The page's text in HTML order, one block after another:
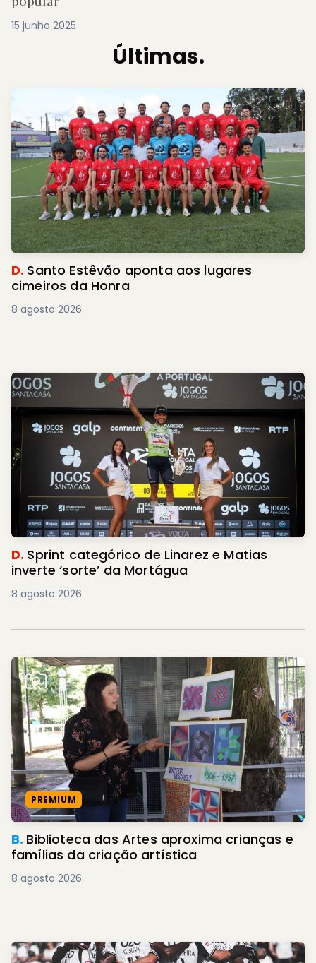
15 junho 2025
Últimas.
D. Santo Estêvão aponta aos lugares
cimeiros da Honra
8 agosto 2026
D. Sprint categórico de Linarez e Matias
inverte ‘sorte’ da Mortágua
8 agosto 2026
PREMIUM
B. Biblioteca das Artes aproxima crianças e
famílias da criação artística
8 agosto 2026